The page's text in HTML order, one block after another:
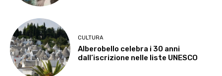
CULTURA
Alberobello celebra i 30 anni
dall’iscrizione nelle liste UNESCO